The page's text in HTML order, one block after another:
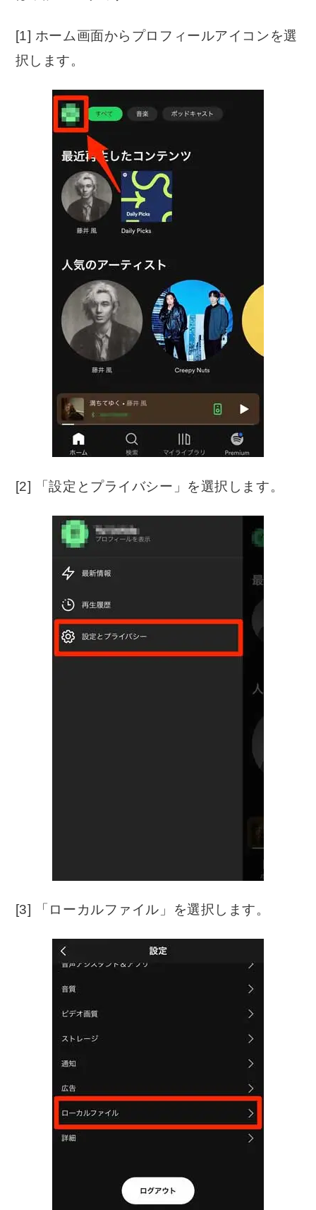
[1] ホーム画面からプロフィールアイコンを選
択します。
[2] 「設定とプライバシー」を選択します。
[3] 「ローカルファイル」を選択します。